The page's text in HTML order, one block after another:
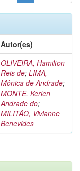
Autor(es)
OLIVEIRA, Hamilton
Reis de; LIMA,
Mônica de Andrade;
MONTE, Kerlen
Andrade do;
MILITÃO, Vivianne
Benevides